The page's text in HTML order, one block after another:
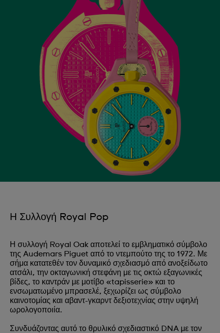
Η Συλλογή Royal Pop
Η συλλογή Royal Oak αποτελεί το εμβληματικό σύμβολο
της Audemars Piguet από το ντεμπούτο της το 1972. Με
σήμα κατατεθέν τον δυναμικό σχεδιασμό από ανοξείδωτο
ατσάλι, την οκταγωνική στεφάνη με τις οκτώ εξαγωνικές
βίδες, το καντράν με μοτίβο «tapisserie» και το
ενσωματωμένο μπρασελέ, ξεχωρίζει ως σύμβολο
καινοτομίας και αβαντ-γκαρντ δεξιοτεχνίας στην υψηλή
ωρολογοποιία.
Συνδυάζοντας αυτό το θρυλικό σχεδιαστικό DNA με τον